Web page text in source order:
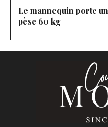
Le mannequin porte
pèse 60 kg